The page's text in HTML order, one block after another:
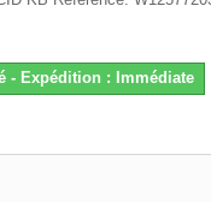
- Expédition : Immédiate